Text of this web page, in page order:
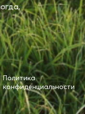
Политика
конфиденциальности